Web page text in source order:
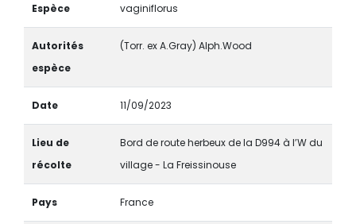
Espèce vaginiflorus
Autorités
espèce
(Torr. ex A.Gray) Alph.Wood
Date 11/09/2023
Lieu de
récolte
Bord de route herbeux de la D994 à l’W du
village - La Freissinouse
Pays France